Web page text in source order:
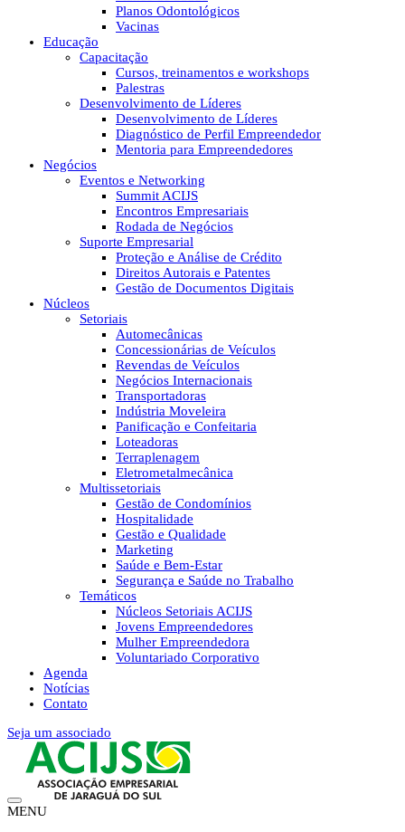
Planos Odontológicos
Vacinas
Educação
Capacitação
Cursos, treinamentos e workshops
Palestras
Desenvolvimento de Líderes
Desenvolvimento de Líderes
Diagnóstico de Perfil Empreendedor
Mentoria para Empreendedores
Negócios
Eventos e Networking
Summit ACIJS
Encontros Empresariais
Rodada de Negócios
Suporte Empresarial
Proteção e Análise de Crédito
Direitos Autorais e Patentes
Gestão de Documentos Digitais
Núcleos
Setoriais
Automecânicas
Concessionárias de Veículos
Revendas de Veículos
Negócios Internacionais
Transportadoras
Indústria Moveleira
Panificação e Confeitaria
Loteadoras
Terraplenagem
Eletrometalmecânica
Multissetoriais
Gestão de Condomínios
Hospitalidade
Gestão e Qualidade
Marketing
Saúde e Bem-Estar
Segurança e Saúde no Trabalho
Temáticos
Núcleos Setoriais ACIJS
Jovens Empreendedores
Mulher Empreendedora
Voluntariado Corporativo
Agenda
Notícias
Contato
Seja um associado
MENU